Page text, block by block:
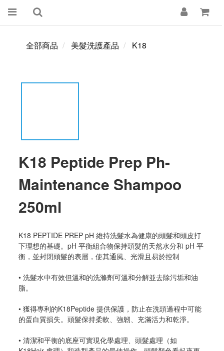
全部商品 美髮洗護產品 K18
K18 Peptide Prep Ph-
Maintenance Shampoo
250ml
K18 PEPTIDE PREP pH 維持洗髮水為健康的頭髮和頭皮打
下理想的基礎。pH 平衡組合物保持頭髮的天然水分和 pH 平
衡，並封閉頭髮的表層，使其通風、光滑且易於控制
• 洗髮水中有效但溫和的洗滌劑可溫和分解並去除污垢和油
脂。
• 獲得專利的K18Peptide 提供保護，防止在洗頭過程中可能
的蛋白質損失。頭髮保持柔軟、強韌、充滿活力和乾淨。
• 清潔和平衡的底座可實現化學處理、頭髮處理（如